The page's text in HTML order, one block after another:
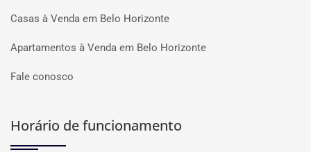
Casas à Venda em Belo Horizonte
Apartamentos à Venda em Belo Horizonte
Fale conosco
Horário de funcionamento